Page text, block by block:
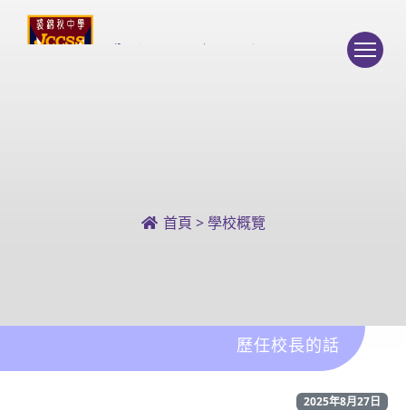
首頁 > 學校概覽
歷任校長的話
2025年8月27日